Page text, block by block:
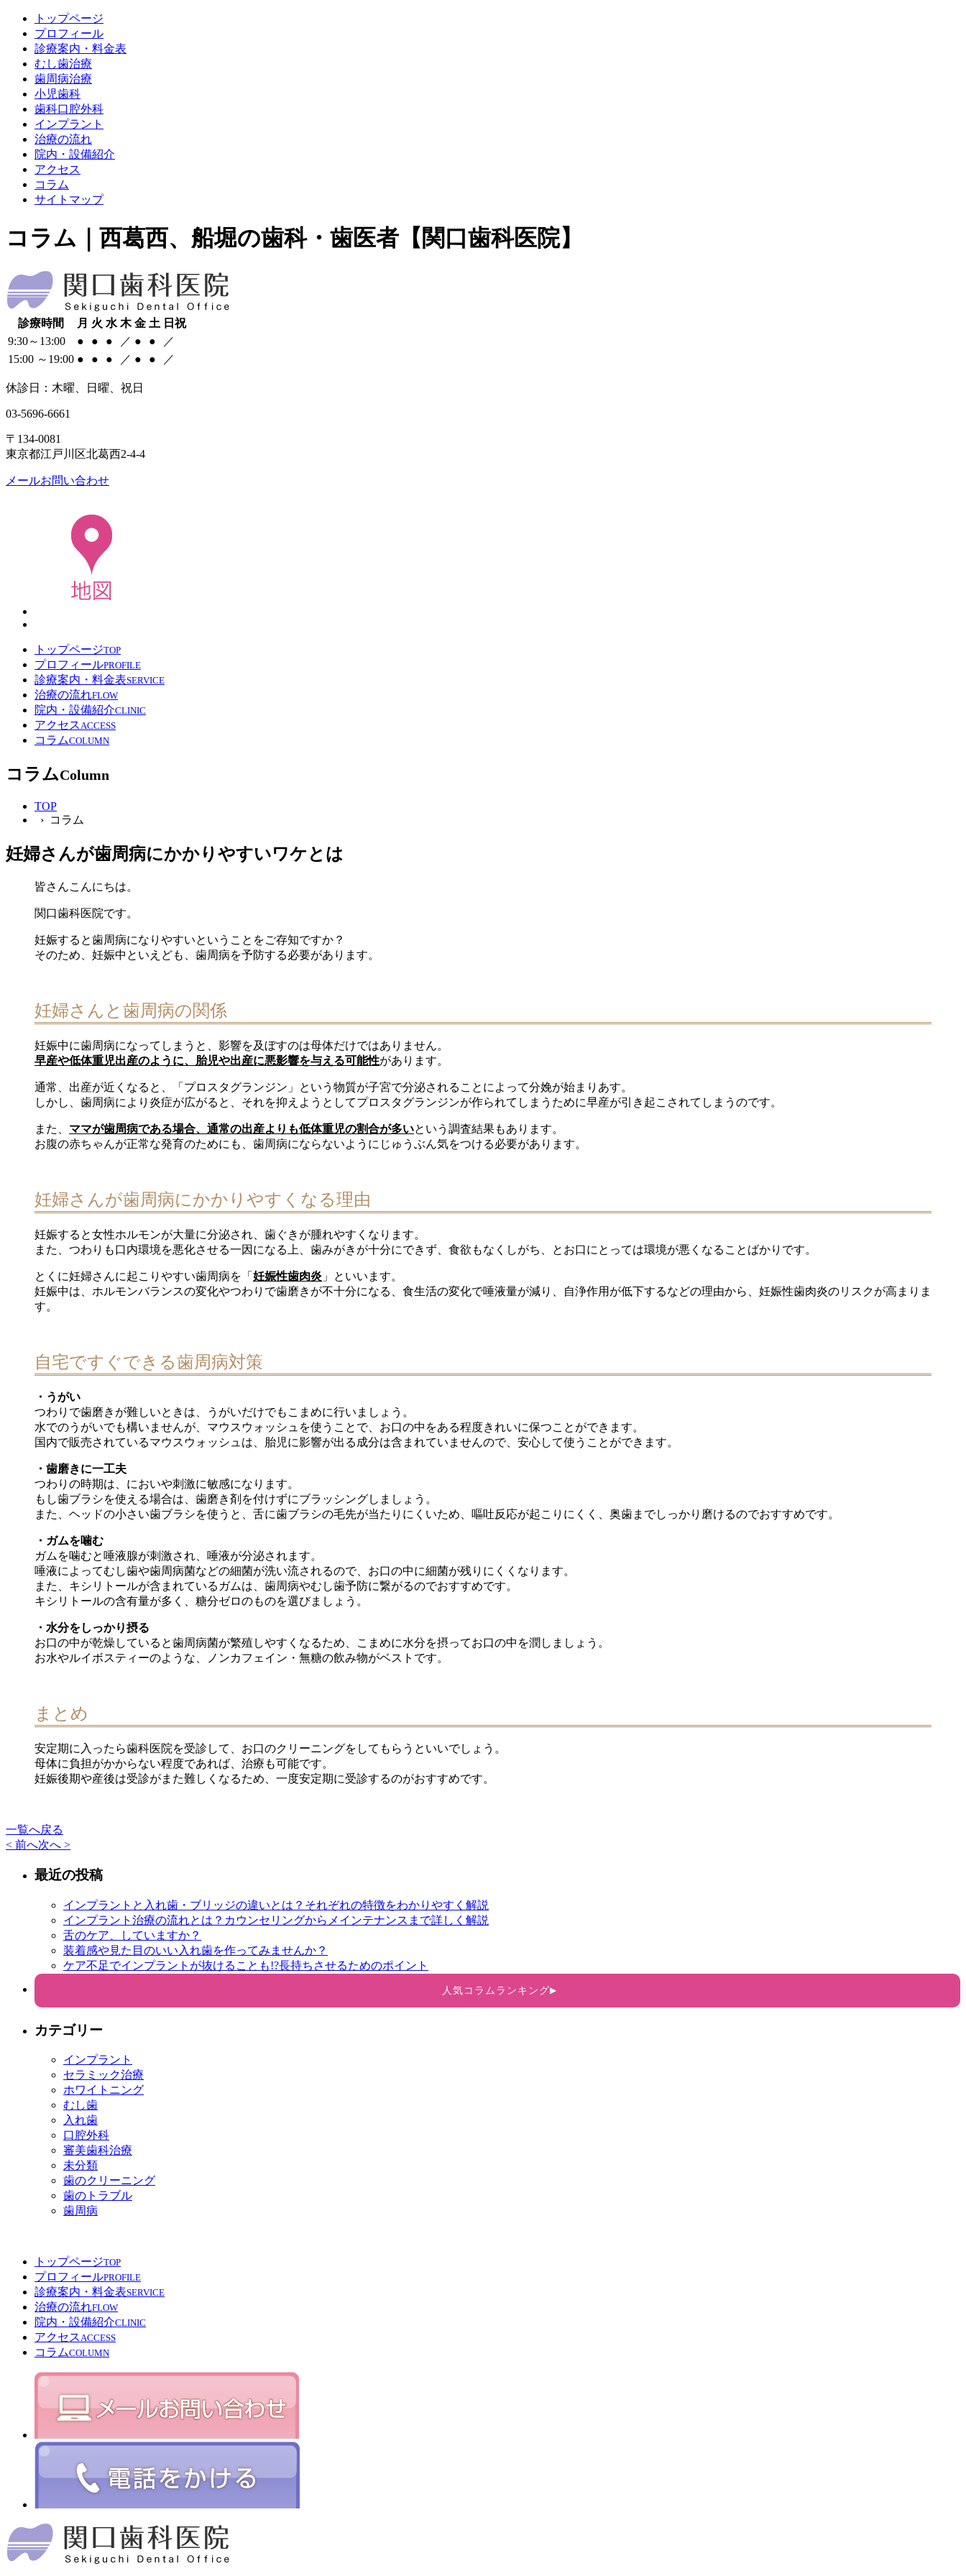
トップページ
プロフィール
診療案内・料金表
むし歯治療
歯周病治療
小児歯科
歯科口腔外科
インプラント
治療の流れ
院内・設備紹介
アクセス
コラム
サイトマップ
コラム｜西葛西、船堀の歯科・歯医者【関口歯科医院】
診療時間 月 火 水 木 金 土 日祝
9:30～13:00
● ● ● ／ ● ●
／
15:00 ～19:00 ● ● ● ／ ● ● ／
休診日：木曜、日曜、祝日
03-5696-6661
〒134-0081
東京都江戸川区北葛西2-4-4
メールお問い合わせ
トップページTOP
プロフィールPROFILE
診療案内・料金表SERVICE
治療の流れFLOW
院内・設備紹介CLINIC
アクセス ACCESS
コラムCOLUMN
コラムColumn
TOP
› コラム
妊婦さんが歯周病にかかりやすいワケとは
皆さんこんにちは。
関口歯科医院です。
妊娠すると歯周病になりやすいということをご存知ですか？
そのため、妊娠中といえども、歯周病を予防する必要があります。
妊婦さんと歯周病の関係
妊娠中に歯周病になってしまうと、影響を及ぼすのは母体だけではありません。
早産や低体重児出産のように、胎児や出産に悪影響を与える可能性があります。
通常、出産が近くなると、「プロスタグランジン」という物質が子宮で分泌されることによって分娩が始まりあす。
しかし、歯周病により炎症が広がると、それを抑えようとしてプロスタグランジンが作られてしまうために早産が引き起こされてしまうのです。
また、 ママが歯周病である場合、通常の出産よりも低体重児の割合が多いという調査結果もあります。
お腹の赤ちゃんが正常な発育のためにも、歯周病にならないようにじゅうぶん気をつける必要があります。
妊婦さんが歯周病にかかりやすくなる理由
妊娠すると女性ホルモンが大量に分泌され、歯ぐきが腫れやすくなります。
また、つわりも口内環境を悪化させる一因になる上、歯みがきが十分にできず、食欲もなくしがち、とお口にとっては環境が悪くなることばかりです。
とくに妊婦さんに起こりやすい歯周病を「 妊娠性歯肉炎 」といいます。
妊娠中は、ホルモンバランスの変化やつわりで歯磨きが不十分になる、食生活の変化で唾液量が減り、自浄作用が低下するなどの理由から、妊娠性歯肉炎のリスクが高まりま
す。
自宅ですぐできる歯周病対策
・うがい
つわりで歯磨きが難しいときは、うがいだけでもこまめに行いましょう。
水でのうがいでも構いませんが、マウスウォッシュを使うことで、お口の中をある程度きれいに保つことができます。
国内で販売されているマウスウォッシュは、胎児に影響が出る成分は含まれていませんので、安心して使うことができます。
・歯磨きに一工夫
つわりの時期は、においや刺激に敏感になります。
もし歯ブラシを使える場合は、歯磨き剤を付けずにブラッシングしましょう。
また、ヘッドの小さい歯ブラシを使うと、舌に歯ブラシの毛先が当たりにくいため、嘔吐反応が起こりにくく、奥歯までしっかり磨けるのでおすすめです。
・ガムを噛む
ガムを噛むと唾液腺が刺激され、唾液が分泌されます。
唾液によってむし歯や歯周病菌などの細菌が洗い流されるので、お口の中に細菌が残りにくくなります。
また、キシリトールが含まれているガムは、歯周病やむし歯予防に繋がるのでおすすめです。
キシリトールの含有量が多く、糖分ゼロのものを選びましょう。
・水分をしっかり摂る
お口の中が乾燥していると歯周病菌が繁殖しやすくなるため、こまめに水分を摂ってお口の中を潤しましょう。
お水やルイボスティーのような、ノンカフェイン・無糖の飲み物がベストです。
まとめ
安定期に入ったら歯科医院を受診して、お口のクリーニングをしてもらうといいでしょう。
母体に負担がかからない程度であれば、治療も可能です。
妊娠後期や産後は受診がまた難しくなるため、一度安定期に受診するのがおすすめです。
一覧へ戻る
< 前へ次へ >
最近の投稿
インプラントと入れ歯・ブリッジの違いとは？それぞれの特徴をわかりやすく解説
インプラント治療の流れとは？カウンセリングからメインテナンスまで詳しく解説
舌のケア、していますか？
装着感や見た目のいい入れ歯を作ってみませんか？
ケア不足でインプラントが抜けることも!?長持ちさせるためのポイント
▶
人気コラムランキング
カテゴリー
インプラント
セラミック治療
ホワイトニング
むし歯
入れ歯
口腔外科
審美歯科治療
未分類
歯のクリーニング
歯のトラブル
歯周病
トップページTOP
プロフィールPROFILE
診療案内・料金表SERVICE
治療の流れFLOW
院内・設備紹介CLINIC
アクセスACCESS
コラムCOLUMN